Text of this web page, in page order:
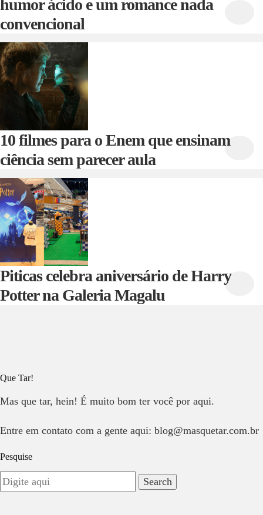
humor ácido e um romance nada
convencional
10 filmes para o Enem que ensinam
ciência sem parecer aula
Piticas celebra aniversário de Harry
Potter na Galeria Magalu
Que Tar!
Mas que tar, hein! É muito bom ter você por aqui.
Entre em contato com a gente aqui: blog@masquetar.com.br
Pesquise